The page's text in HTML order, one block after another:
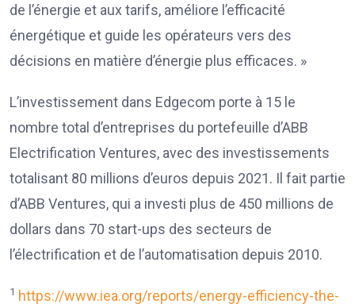
de l’énergie et aux tarifs, améliore l’efficacité
énergétique et guide les opérateurs vers des
décisions en matière d’énergie plus efficaces. »
L’investissement dans Edgecom porte à 15 le
nombre total d’entreprises du portefeuille d’ABB
Electrification Ventures, avec des investissements
totalisant 80 millions d’euros depuis 2021. Il fait partie
d’ABB Ventures, qui a investi plus de 450 millions de
dollars dans 70 start-ups des secteurs de
l’électrification et de l’automatisation depuis 2010.
1 https://www.iea.org/reports/energy-efficiency-the-